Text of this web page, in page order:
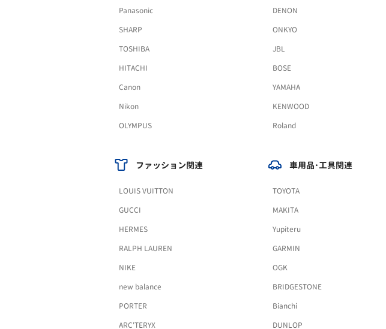
Panasonic
SHARP
TOSHIBA
HITACHI
Canon
Nikon
OLYMPUS
DENON
ONKYO
JBL
BOSE
YAMAHA
KENWOOD
Roland
ファッション関連
LOUIS VUITTON
GUCCI
HERMES
RALPH LAUREN
NIKE
new balance
PORTER
ARC'TERYX
車用品･工具関連
TOYOTA
MAKITA
Yupiteru
GARMIN
OGK
BRIDGESTONE
Bianchi
DUNLOP